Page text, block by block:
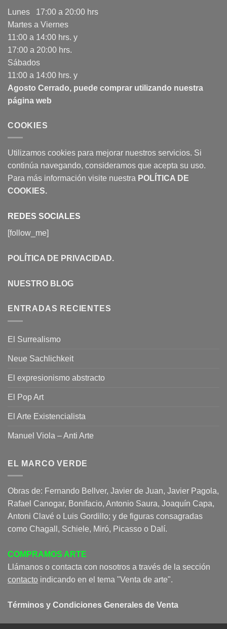
Lunes 17:00 a 20:00 hrs
Martes a Viernes
11:00 a 14:00 hrs. y
17:00 a 20:00 hrs.
Sábados
11:00 a 14:00 hrs. y
Agosto Cerrado, puede comprar utilizando nuestra
página web
COOKIES
Utilizamos cookies para mejorar nuestros servicios. Si
continúa navegando, consideramos que acepta su uso.
Para más información visite nuestra POLÍTICA DE
COOKIES.
REDES SOCIALES
[follow_me]
POLÍTICA DE PRIVACIDAD.
NUESTRO BLOG
ENTRADAS RECIENTES
El Surrealismo
Neue Sachlichkeit
El expresionismo abstracto
El Pop Art
El Arte Existencialista
Manuel Viola – Anti Arte
EL MARCO VERDE
Obras de: Fernando Bellver, Javier de Juan, Javier Pagola,
Rafael Canogar, Bonifacio, Antonio Saura, Joaquín Capa,
Antoni Clavé o Luis Gordillo; y de figuras consagradas
como Chagall, Schiele, Miró, Picasso o Dalí.
COMPRAMOS ARTE
Llámanos o contacta con nosotros a través de la sección
contacto indicando en el tema "Venta de arte".
Términos y Condiciones Generales de Venta